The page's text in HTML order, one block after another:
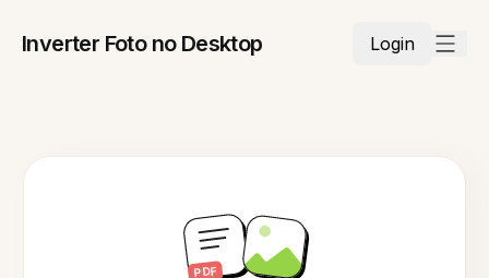
Inverter Foto no Desktop Login